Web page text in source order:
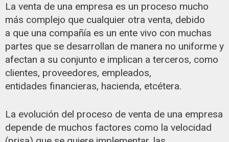
La venta de una empresa es un proceso mucho
más complejo que cualquier otra venta, debido
a que una compañía es un ente vivo con muchas
partes que se desarrollan de manera no uniforme y
afectan a su conjunto e implican a terceros, como
clientes, proveedores, empleados,
entidades financieras, hacienda, etcétera.
La evolución del proceso de venta de una empresa
depende de muchos factores como la velocidad